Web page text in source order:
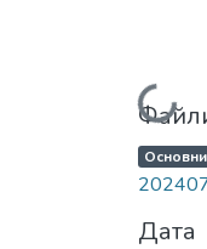
Вантажиться...
Дата